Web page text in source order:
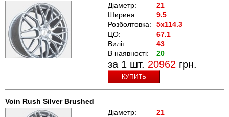
Діаметр:
21
Ширина:
9.5
Розболтовка:
5x114.3
ЦО:
67.1
Виліт:
43
В наявності:
20
за 1 шт. 20962 грн.
КУПИТЬ
Voin Rush Silver Brushed
Діаметр:
21